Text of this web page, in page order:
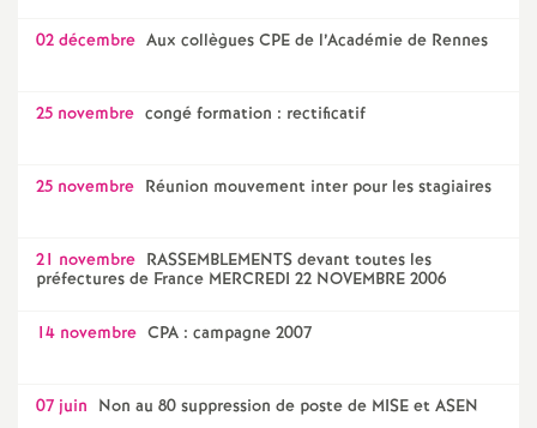
02 décembre Aux collègues CPE de l’Académie de Rennes
25 novembre congé formation : rectificatif
25 novembre Réunion mouvement inter pour les stagiaires
21 novembre RASSEMBLEMENTS devant toutes les
préfectures de France MERCREDI 22 NOVEMBRE 2006
14 novembre CPA : campagne 2007
07 juin Non au 80 suppression de poste de MISE et ASEN